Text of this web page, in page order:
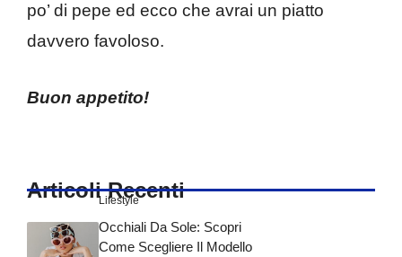
po’ di pepe ed ecco che avrai un piatto
davvero favoloso.
Buon appetito!
Articoli Recenti
Lifestyle
Occhiali Da Sole: Scopri
Come Scegliere Il Modello